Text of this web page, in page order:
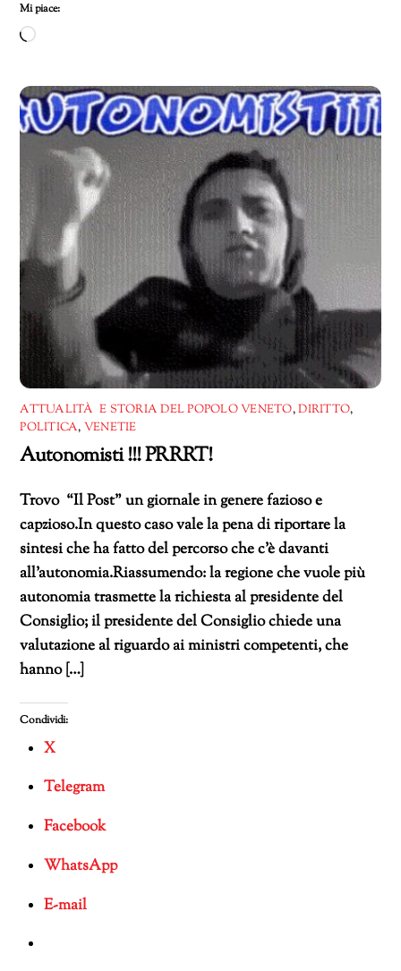
Mi piace:
Caricamento
corso…
ATTUALITÀ E STORIA DEL POPOLO VENETO,DIRITTO,
POLITICA, VENETIE
Autonomisti !!! PRRRT!
Trovo “Il Post” un giornale in genere fazioso e
capzioso.In questo caso vale la pena di riportare la
sintesi che ha fatto del percorso che c’è davanti
all’autonomia.Riassumendo: la regione che vuole più
autonomia trasmette la richiesta al presidente del
Consiglio; il presidente del Consiglio chiede una
valutazione al riguardo ai ministri competenti, che
hanno […]
Condividi:
X
Telegram
Facebook
WhatsApp
E-mail